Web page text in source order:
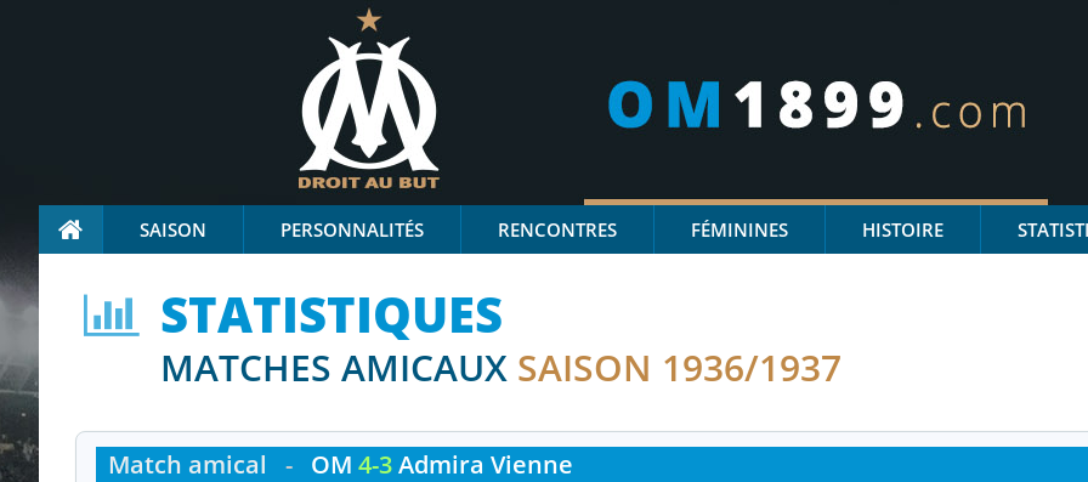
SAISON PERSONNALITÉS RENCONTRES FÉMININES HISTOIRE
STATISTIQUES
MATCHES AMICAUX SAISON 1936/1937
Match amical - OM 4-3Admira Vienne